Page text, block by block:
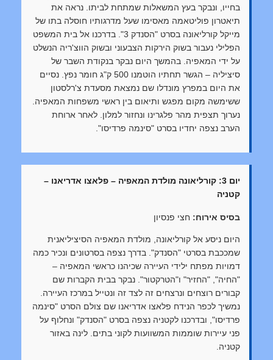
בחייו, ונבקר בעץ המשאלות שמתחת לביתו. נראה את
תיאטרון פוליטאמה מאסימו שעל מדרגותיו חוסלה בתו של
מייקל קורליאונה בסרט "הסנדק 3". בדרכנו אל בית המשפט
הפלילי נעבור בשוק הירקות הצבעוני ובשוק הווצ'ריה הנשלט
על ידי המאפיה. בהמשך היום נבקר בנקודת השבר של
סיציליה – הגשר תחתיו הוטמנו 500 ק"ג חומר נפץ. נסיים
את היום במפרץ מונדלו שם נמצאת מסעדת צ'רלסטון
ששימשה מקום מפגש ותיאום בין ראשי משפחות המאפיה.
נערוך תצפית מהר פלגרינו ונחזור למלון. לאחר ארוחת
הערב נצפה יחדיו בסרט "סינמה פרדיסו".
יום 3: קורליאונה מולדת המאפיה – פלאצו אדריאנו –
קטניה
בסיס אירוח: חצי פנסיון
היום ניסע אל קורליאונה, מולדת המאפיה הסיציליאנית
שמככבת בסרטי "הסנדק". בדרך נצפה בסרטונים ונכיר כמה
דמויות מפתח ילידי העיירה שכיהנו כראשי המאפיה –
"החיה", "החזיר" ו"הטרקטור". נבקר בבית הקברות שם
קבורים רוצחים ונרצחים זה לצד זה ונטייל במרכז העיירה.
נמשיך לכפר הנידח פלאצו אדריאנו שם צולם הסרט "סינמה
פרדיסו", ובדרכנו לקטניה נצפה בסרט "הסנדק" ונחלוף על
פני עיירות שוממות המשוועות לקוני בתים. לינה באזור
קטניה.